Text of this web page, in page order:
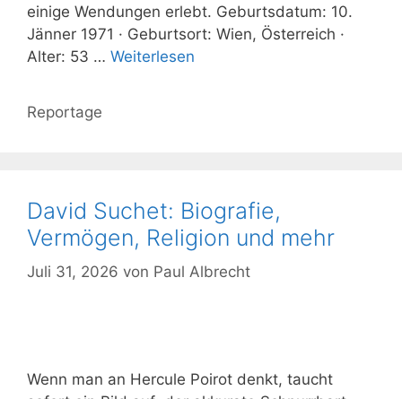
einige Wendungen erlebt. Geburtsdatum: 10.
Jänner 1971 · Geburtsort: Wien, Österreich ·
Alter: 53 … Weiterlesen
Kategorien
Reportage
David Suchet: Biografie,
Vermögen, Religion und mehr
Juli 31, 2026 von Paul Albrecht
Wenn man an Hercule Poirot denkt, taucht